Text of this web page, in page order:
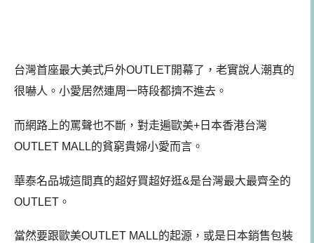
台灣首座最大美式戶外OUTLET開幕了，老實說人潮真的
很嚇人。小愛居然連周一時段都擠不進去。
而網路上的罵聲也不斷，對走遍歐美+日本香港台灣
OUTLET MALL的貧窮貴婦小愛而言。
華泰名品城這間真的超好買超好逛&是台灣最大最齊全的
OUTLET。
當然要跟歐美OUTLET MALL的起源，或是日本銷售包裝